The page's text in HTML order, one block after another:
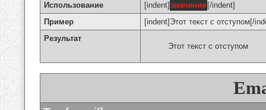
Использование [indent] значение [/indent]
Пример
[indent]Этот текст с отступом[/
Результат
Этот текст с отступом